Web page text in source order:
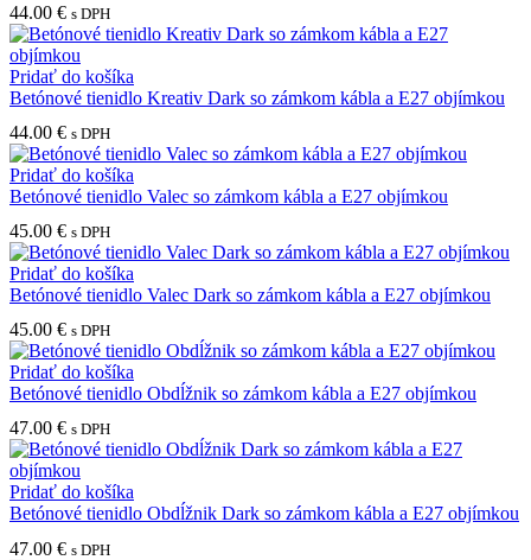
44.00 € s DPH
Pridať do košíka
Betónové tienidlo Kreativ Dark so zámkom kábla a E27 objímkou
44.00 € s DPH
Pridať do košíka
Betónové tienidlo Valec so zámkom kábla a E27 objímkou
45.00 € s DPH
Pridať do košíka
Betónové tienidlo Valec Dark so zámkom kábla a E27 objímkou
45.00 € s DPH
Pridať do košíka
Betónové tienidlo Obdĺžnik so zámkom kábla a E27 objímkou
47.00 € s DPH
Pridať do košíka
Betónové tienidlo Obdĺžnik Dark so zámkom kábla a E27 objímkou
47.00 € s DPH